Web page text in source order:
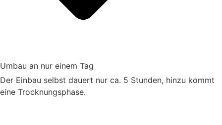
Umbau an nur einem Tag
Der Einbau selbst dauert nur ca. 5 Stunden, hinzu kommt
eine Trocknungsphase.